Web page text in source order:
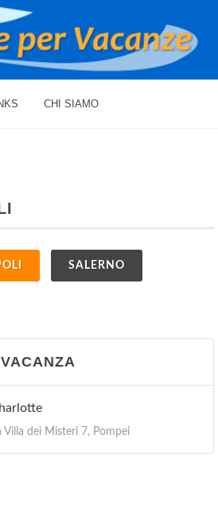
CHI SIAMO
SALERNO
Villa dei Misteri 7, Pompei